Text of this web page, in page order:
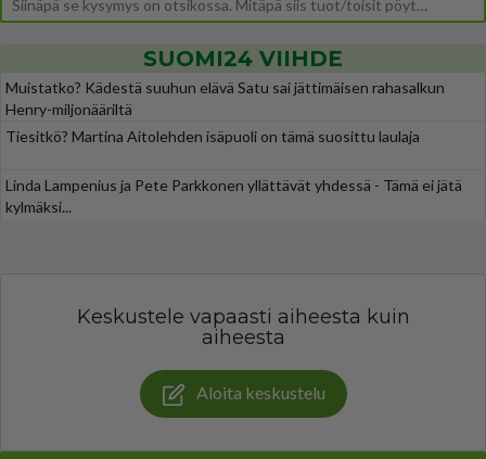
Siinäpä se kysymys on otsikossa. Mitäpä siis tuot/toisit pöytään parisuhteessa? Oletko mies vai nainen? Koetko sen mitä
SUOMI24 VIIHDE
Muistatko? Kädestä suuhun elävä Satu sai jättimäisen rahasalkun
Henry-miljonääriltä
Tiesitkö? Martina Aitolehden isäpuoli on tämä suosittu laulaja
Linda Lampenius ja Pete Parkkonen yllättävät yhdessä - Tämä ei jätä
kylmäksi...
Keskustele vapaasti aiheesta kuin
aiheesta
Aloita keskustelu